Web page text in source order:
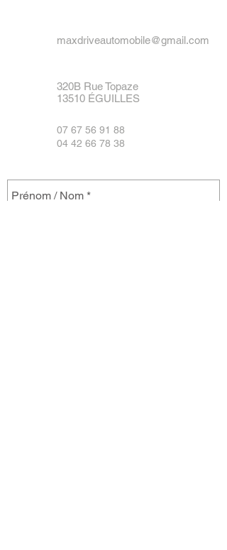
maxdriveautomobile@gmail.com
320B Rue Topaze
13510 ÉGUILLES
07 67 56 91 88
04 42 66 78 38